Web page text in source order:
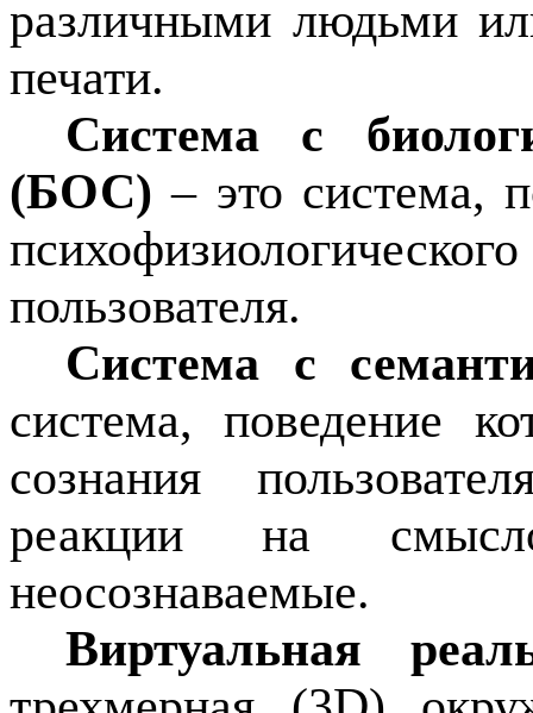
различными людьми
печати.
Система с
(БОС) – это система,
пользователя.
Система с
система, поведение
сознания
реакции на
неосознаваемые.
Виртуальная